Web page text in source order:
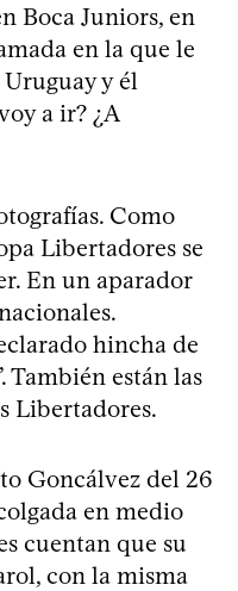
Boca Juniors, en
en la que le
y él
a ir? ¿A
Como
Libertadores se
En un aparador
hincha de
También están las
Libertadores.
Goncálvez del 26
en medio
cuentan que su
con la misma